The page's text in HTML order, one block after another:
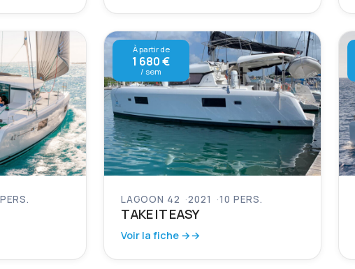
À partir de
1 680 €
/ sem
LAGOON 42 2021 10 PERS.
TAKE IT EASY
Voir la fiche →